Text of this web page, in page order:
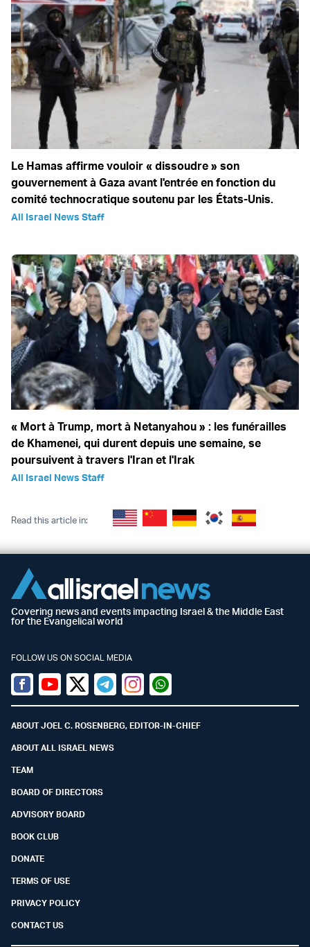
Le Hamas affirme vouloir « dissoudre » son
gouvernement à Gaza avant l'entrée en fonction du
comité technocratique soutenu par les États-Unis.
All Israel News Staff
« Mort à Trump, mort à Netanyahou » : les funérailles
de Khamenei, qui durent depuis une semaine, se
poursuivent à travers l'Iran et l'Irak
All Israel News Staff
Read this article in:
Covering news and events impacting Israel & the Middle East
for the Evangelical world
FOLLOW US ON SOCIAL MEDIA
Facebook
YoutubeTwitter (X)
TelegramInstagramWhatsapp
ABOUT JOEL C. ROSENBERG, EDITOR-IN-CHIEF
ABOUT ALL ISRAEL NEWS
TEAM
BOARD OF DIRECTORS
ADVISORY BOARD
BOOK CLUB
DONATE
TERMS OF USE
PRIVACY POLICY
CONTACT US